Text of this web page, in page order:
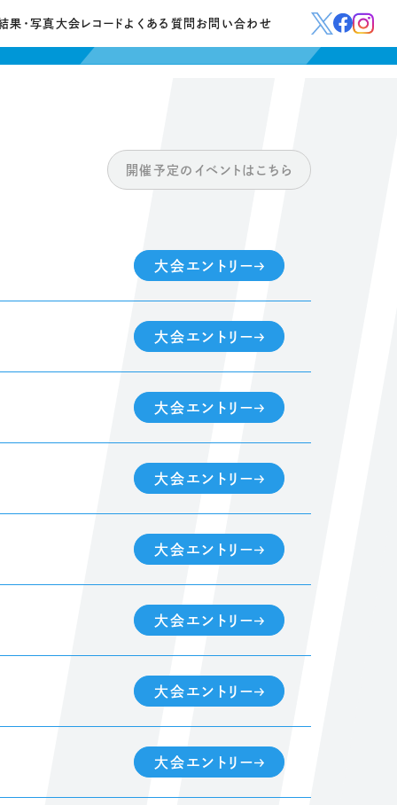
果・写真大会レコード よくある質問 お問い合わせ
開催予定のイベントはこちら
大会エントリー
大会エントリー
大会エントリー
大会エントリー
大会エントリー
大会エントリー
大会エントリー
大会エントリー